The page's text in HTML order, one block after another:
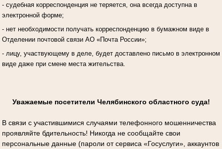
- судебная корреспонденция не теряется, она всегда доступна в
электронной форме;
- нет необходимости получать корреспонденцию в бумажном виде в
Отделении почтовой связи АО «Почта России»;
- лицу, участвующему в деле, будет доставлено письмо в электронном
виде даже при смене места жительства.
Уважаемые посетители Челябинского областного суда!
В связи с участившимися случаями телефонного мошенничества
проявляйте бдительность! Никогда не сообщайте свои
персональные данные (пароли от сервиса «Госуслуги», аккаунтов